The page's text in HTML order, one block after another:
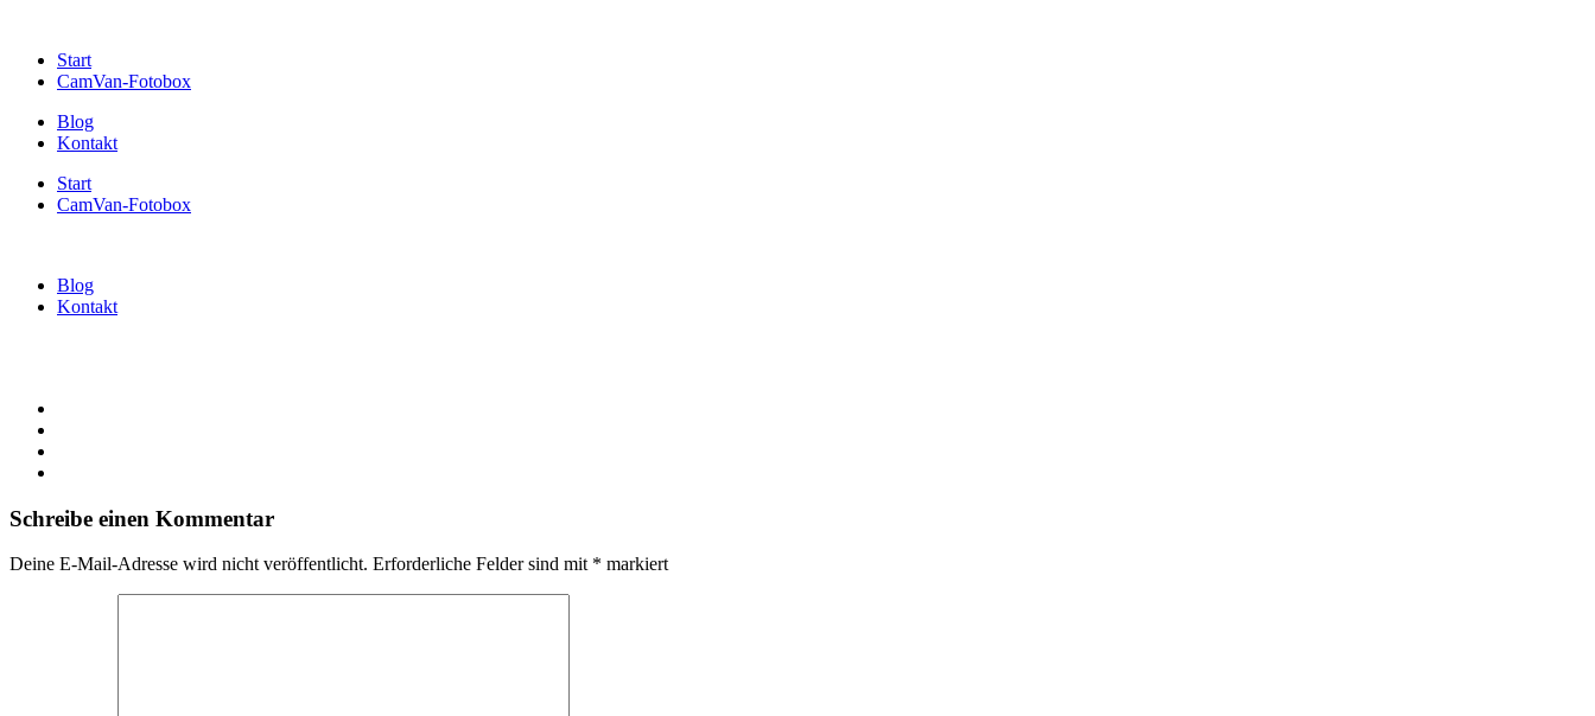
Start
CamVan-Fotobox
Blog
Kontakt
Start
CamVan-Fotobox
Blog
Kontakt
Schreibe einen Kommentar
Deine E-Mail-Adresse wird nicht veröffentlicht. Erforderliche Felder sind mit * markiert